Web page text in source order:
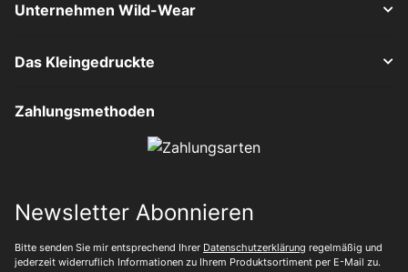
Unternehmen Wild-Wear
Das Kleingedruckte
Zahlungsmethoden
Newsletter Abonnieren
Bitte senden Sie mir entsprechend Ihrer Datenschutzerklärung regelmäßig und
jederzeit widerruflich Informationen zu Ihrem Produktsortiment per E-Mail zu.